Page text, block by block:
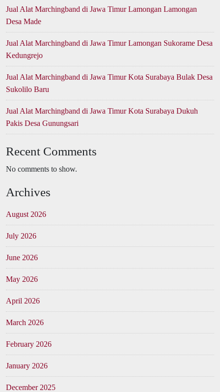
Jual Alat Marchingband di Jawa Timur Lamongan Lamongan
Desa Made
Jual Alat Marchingband di Jawa Timur Lamongan Sukorame Desa
Kedungrejo
Jual Alat Marchingband di Jawa Timur Kota Surabaya Bulak Desa
Sukolilo Baru
Jual Alat Marchingband di Jawa Timur Kota Surabaya Dukuh
Pakis Desa Gunungsari
Recent Comments
No comments to show.
Archives
August 2026
July 2026
June 2026
May 2026
April 2026
March 2026
February 2026
January 2026
December 2025